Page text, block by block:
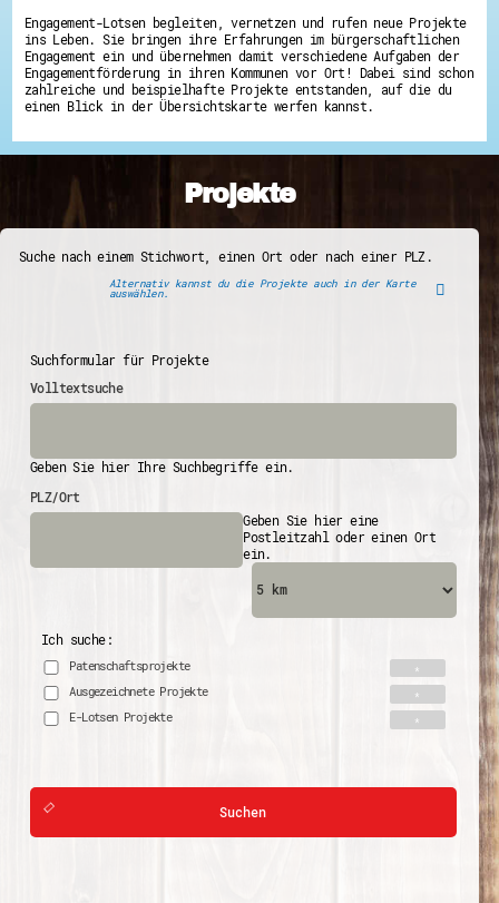
Engagement-Lotsen begleiten, vernetzen und rufen neue Projekte
ins Leben. Sie bringen ihre Erfahrungen im bürgerschaftlichen
Engagement ein und übernehmen damit verschiedene Aufgaben der
Engagementförderung in ihren Kommunen vor Ort! Dabei sind schon
zahlreiche und beispielhafte Projekte entstanden, auf die du
einen Blick in der Übersichtskarte werfen kannst.
Projekte
Suche nach einem Stichwort, einen Ort oder nach einer PLZ.
Alternativ kannst du die Projekte auch in der Karte
auswählen.
Suchformular für Projekte
Volltextsuche
Geben Sie hier Ihre Suchbegriffe ein.
PLZ/Ort
Geben Sie hier eine
Postleitzahl oder einen Ort
ein.
Ich suche:
Patenschaftsprojekte
Ausgezeichnete Projekte
E-Lotsen Projekte
Suchen